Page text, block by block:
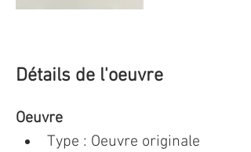
Détails de l'oeuvre
Oeuvre
Type : Oeuvre originale